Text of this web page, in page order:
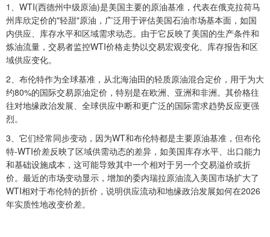
1‌、 WTI(西德州中级原油)是美国主要的原油基准，代表在俄克拉荷马
州库欣定价的"轻甜"原油，广泛用于评估美国石油市场基本面，如国
内供应、库存水平和区域需求动态。由于它反映了美国的生产条件和
炼油流量，交易者监控WTI价格走势以交易宏观变化、库存报告和区
域供应变化。
2、布伦特作为全球基准，从北海油田的轻质原油混合定价，用于为大
约80%的国际交易原油定价，特别是在欧洲、亚洲和非洲。其价格往
往对地缘政治发展、全球供应中断和更广泛的国际需求趋势反应更强
烈。
3、它们经常同步变动，因为WT和布伦特都是主要原油基准，但布伦
特-WTI价差反映了区域供需动态的差异，如美国库存水平、出口能力
和基础设施成本，这可能导致其中一个相对于另一个交易溢价或折
价。最近的市场变动显示，增加的委内瑞拉原油流入美国市场扩大了
WTI相对于布伦特的折价，说明供应流动和地缘政治发展如何在2026
年实质性地改变价差。